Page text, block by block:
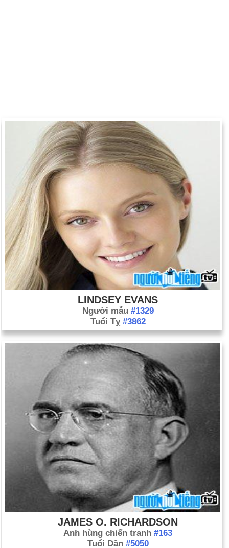
LINDSEY EVANS
Người mẫu #1329
Tuổi Tỵ #3862
JAMES O. RICHARDSON
Anh hùng chiến tranh #163
Tuổi Dần #5050